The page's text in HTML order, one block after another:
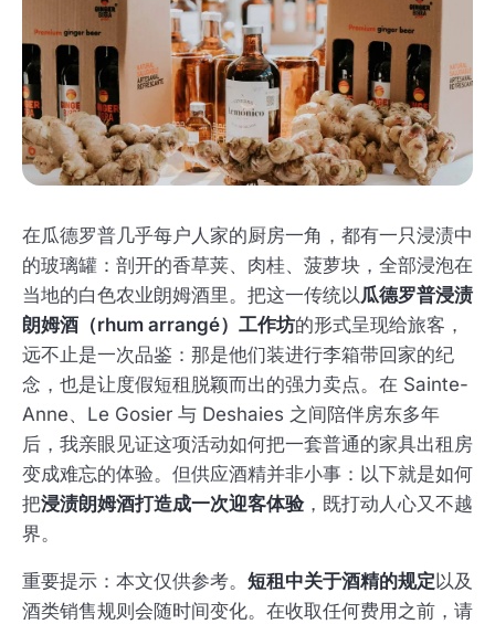
在瓜德罗普几乎每户人家的厨房一角，都有一只浸渍中
的玻璃罐：剖开的香草荚、肉桂、菠萝块，全部浸泡在
当地的白色农业朗姆酒里。把这一传统以瓜德罗普浸渍
朗姆酒（rhum arrangé）工作坊的形式呈现给旅客，
远不止是一次品鉴：那是他们装进行李箱带回家的纪
念，也是让度假短租脱颖而出的强力卖点。在 Sainte-
Anne、Le Gosier 与 Deshaies 之间陪伴房东多年
后，我亲眼见证这项活动如何把一套普通的家具出租房
变成难忘的体验。但供应酒精并非小事：以下就是如何
把浸渍朗姆酒打造成一次迎客体验，既打动人心又不越
界。
重要提示：本文仅供参考。 短租中关于酒精的规定以及
酒类销售规则会随时间变化。在收取任何费用之前，请